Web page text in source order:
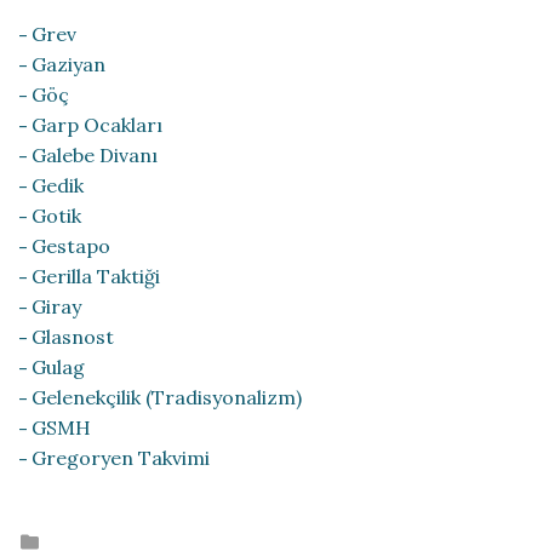
Grev
Gaziyan
Göç
Garp Ocakları
Galebe Divanı
Gedik
Gotik
Gestapo
Gerilla Taktiği
Giray
Glasnost
Gulag
Gelenekçilik (Tradisyonalizm)
GSMH
Gregoryen Takvimi